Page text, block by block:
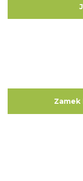
Zamek